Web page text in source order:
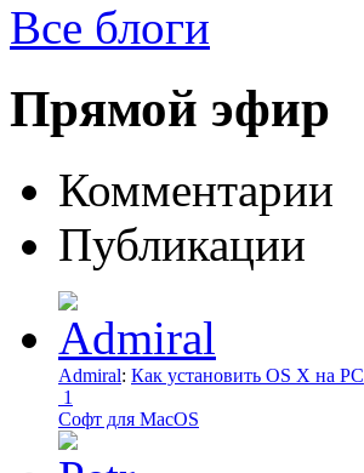
Все блоги
Прямой эфир
Комментарии
Публикации
Admiral: Как установить OS X на PC
1
Софт для MacOS